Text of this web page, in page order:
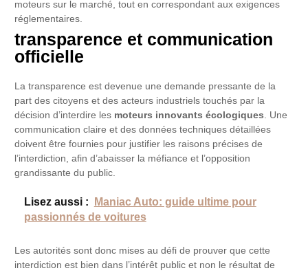
moteurs sur le marché, tout en correspondant aux exigences
réglementaires.
transparence et communication
officielle
La transparence est devenue une demande pressante de la
part des citoyens et des acteurs industriels touchés par la
décision d’interdire les moteurs innovants écologiques. Une
communication claire et des données techniques détaillées
doivent être fournies pour justifier les raisons précises de
l’interdiction, afin d’abaisser la méfiance et l’opposition
grandissante du public.
Lisez aussi :
Maniac Auto: guide ultime pour
passionnés de voitures
Les autorités sont donc mises au défi de prouver que cette
interdiction est bien dans l’intérêt public et non le résultat de